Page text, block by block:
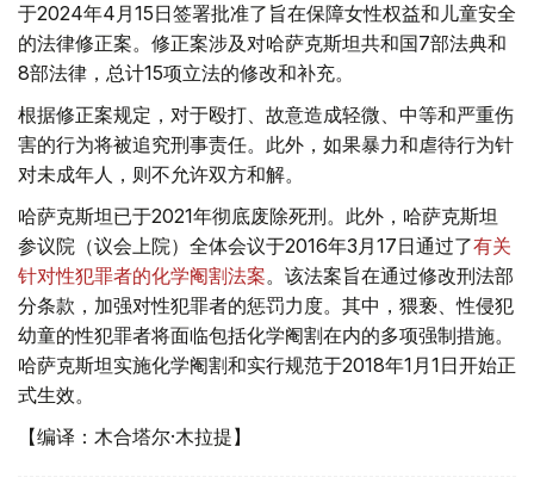
于2024年4月15日签署批准了旨在保障女性权益和儿童安全
的法律修正案。修正案涉及对哈萨克斯坦共和国7部法典和
8部法律，总计15项立法的修改和补充。
根据修正案规定，对于殴打、故意造成轻微、中等和严重伤
害的行为将被追究刑事责任。此外，如果暴力和虐待行为针
对未成年人，则不允许双方和解。
哈萨克斯坦已于2021年彻底废除死刑。此外，哈萨克斯坦
参议院（议会上院）全体会议于2016年3月17日通过了有关
针对性犯罪者的化学阉割法案。该法案旨在通过修改刑法部
分条款，加强对性犯罪者的惩罚力度。其中，猥亵、性侵犯
幼童的性犯罪者将面临包括化学阉割在内的多项强制措施。
哈萨克斯坦实施化学阉割和实行规范于2018年1月1日开始正
式生效。
【编译：木合塔尔·木拉提】